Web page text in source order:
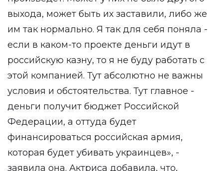
выхода, может быть их заставили, либо же
им так нормально. Я так для себя поняла -
если в каком-то проекте деньги идут в
российскую казну, то я не буду работать с
этой компанией. Тут абсолютно не важны
условия и обстоятельства. Тут главное -
деньги получит бюджет Российской
Федерации, а оттуда будет
финансироваться российская армия,
которая будет убивать украинцев», -
заявила она. Актриса добавила, что,